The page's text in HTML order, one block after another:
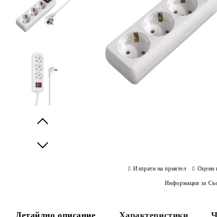
Изпрати на приятел Оцени
Информация за
Детайлно описание Характеристики